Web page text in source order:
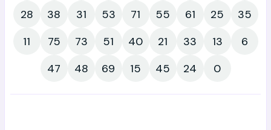
28
38 31 53 71 55 61 25
35
11
75 73 51 40 21 33 13
6
47
48 69 15 45 24 0